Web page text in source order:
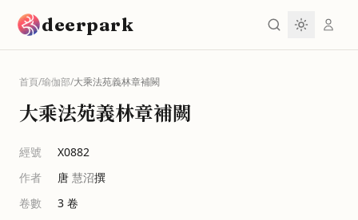
deerpark
首頁/瑜伽部/大乘法苑義林章補闕
大乘法苑義林章補闕
經號
X0882
作者
唐 慧沼撰
卷數
3 卷